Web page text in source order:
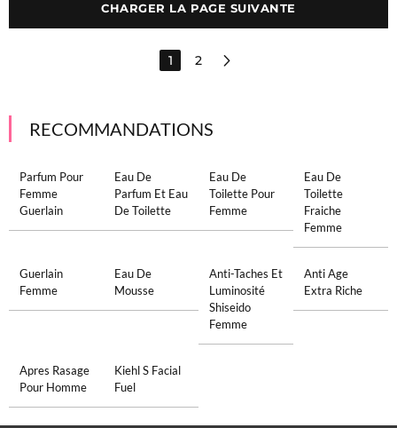
CHARGER LA PAGE SUIVANTE
1 2
RECOMMANDATIONS
Parfum Pour
Femme
Guerlain
Eau De
Parfum Et Eau
De Toilette
Eau De
Toilette Pour
Femme
Eau De
Toilette
Fraiche
Femme
Guerlain
Femme
Eau De
Mousse
Anti-Taches Et
Luminosité
Shiseido
Femme
Anti Age
Extra Riche
Apres Rasage
Pour Homme
Kiehl S Facial
Fuel